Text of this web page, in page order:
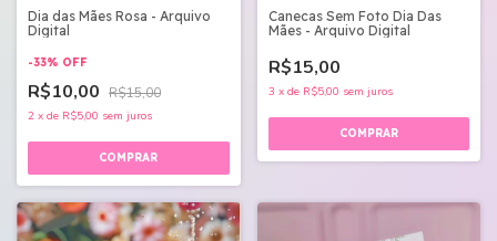
Dia das Mães Rosa - Arquivo
Digital
-33% OFF
R$10,00 R$15,00
2 x de R$5,00 sem juros
Canecas Sem Foto Dia Das
Mães - Arquivo Digital
R$15,00
3 x de R$5,00 sem juros